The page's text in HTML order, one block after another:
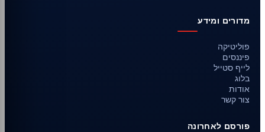
מדורים ומידע
פוליטיקה
פיננסים
לייף סטייל
בלוג
אודות
צור קשר
פורסם לאחרונה